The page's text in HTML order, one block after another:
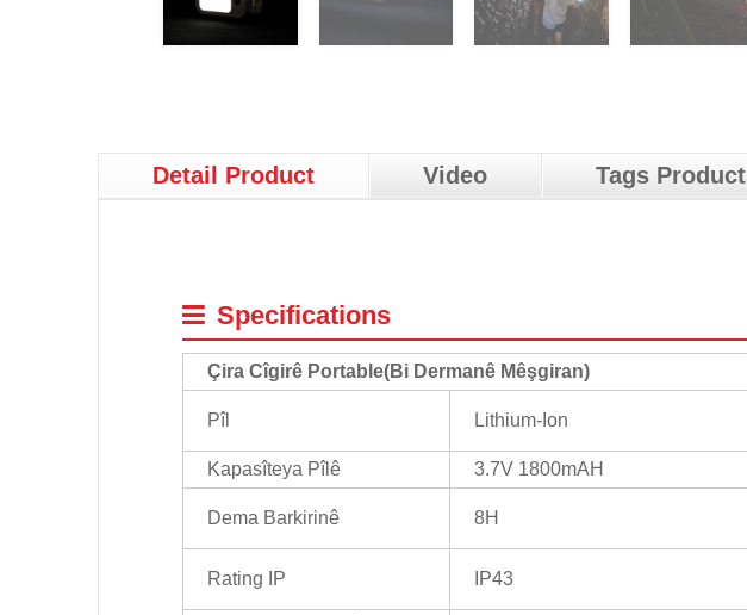
Detail Product Video Tags Product
Specifications
Çira Cîgirê Portable(Bi Dermanê Mêşgiran)
Pîl Lithium-Ion
Kapasîteya Pîlê 3.7V 1800mAH
Dema Barkirinê 8H
Rating IP IP43